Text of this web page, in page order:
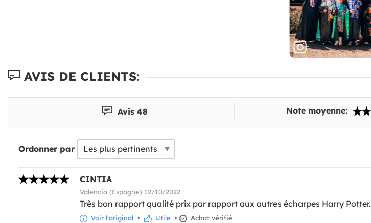
AVIS DE CLIENTS:
Avis 48 Note moyenne:
Ordonner par
CINTIA
Valencia (Espagne) 12/10/2022
Très bon rapport qualité prix par rapport aux autres écharpes Harry Potter.
Voir l'original • Utile • Achat vérifié